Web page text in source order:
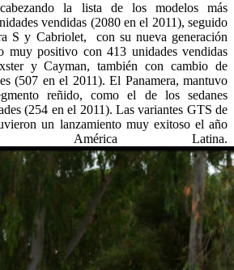
la lista de los modelos más
vendidas (2080 en el 2011), seguido
S y Cabriolet, con su nueva generación
muy positivo con 413 unidades vendidas
y Cayman, también con cambio de
(507 en el 2011). El Panamera, mantuvo
reñido, como el de los sedanes
(254 en el 2011). Las variantes GTS de
un lanzamiento muy exitoso el año
América Latina.